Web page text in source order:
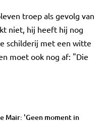
troep als gevolg van
niet, hij heeft hij nog
schilderij met een witte
moet ook nog af: "Die
Mair: 'Geen moment in